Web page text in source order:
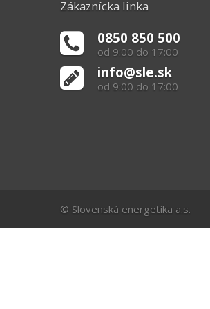
Zákaznícka linka
0850 850 500
od 9:00 do 17:00
info@sle.sk
od 9:00 do 17:00
© Slovenská energetika a.s.